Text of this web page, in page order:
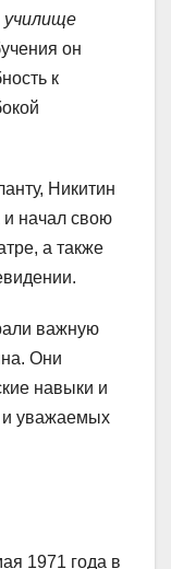
училище
он
к
Никитин
начал свою
а также
важную
Они
навыки и
и уважаемых
1971 года в